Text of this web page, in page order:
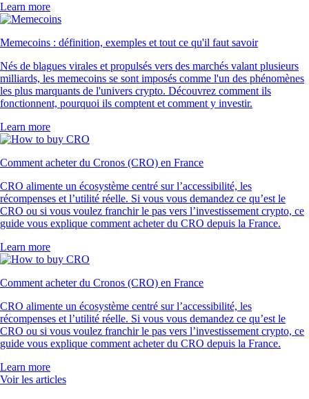
Learn more
Memecoins : définition, exemples et tout ce qu'il faut savoir
Nés de blagues virales et propulsés vers des marchés valant plusieurs
milliards, les memecoins se sont imposés comme l'un des phénomènes
les plus marquants de l'univers crypto. Découvrez comment ils
fonctionnent, pourquoi ils comptent et comment y investir.
Learn more
Comment acheter du Cronos (CRO) en France
CRO alimente un écosystème centré sur l’accessibilité, les
récompenses et l’utilité réelle. Si vous vous demandez ce qu’est le
CRO ou si vous voulez franchir le pas vers l’investissement crypto, ce
guide vous explique comment acheter du CRO depuis la France.
Learn more
Comment acheter du Cronos (CRO) en France
CRO alimente un écosystème centré sur l’accessibilité, les
récompenses et l’utilité réelle. Si vous vous demandez ce qu’est le
CRO ou si vous voulez franchir le pas vers l’investissement crypto, ce
guide vous explique comment acheter du CRO depuis la France.
Learn more
Voir les articles